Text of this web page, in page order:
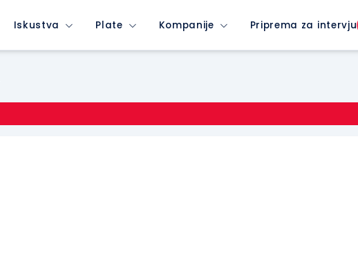
Iskustva Plate Kompanije Priprema za intervju